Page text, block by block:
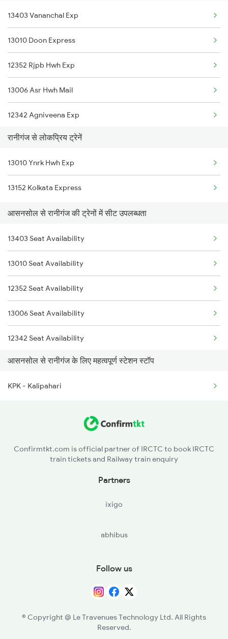
Raniganj to Bakhtiyarpur Trains
Raniganj to Burdwan Trains
Raniganj to Buxar Trains
Raniganj to Obra Trains
Raniganj to Ludhiana Trains
Raniganj to Mughal Sarai Trains
Raniganj to Durgapur Trains
13403 Vananchal Exp
13010 Doon Express
12352 Rjpb Hwh Exp
13006 Asr Hwh Mail
12342 Agniveena Exp
13020 Bagh Express
12384 Sdah Intercity
12340 Coalfield Exp
12322 Kolkata Mail
13152 Kolkata Express
12988 Aii Sdah Sf Exp
22388 Blackdiamond Ex
12020 Shatabdi Exp
11447 Shaktipunj Exp
13030 Mka Hwh Exp
13022 Mithila Express
रानीगंज से लोकप्रिय ट्रेनें
13010 Ynrk Hwh Exp
13152 Kolkata Express
आसनसोल से रानीगंज की ट्रेनों में सीट उपलब्धता
13403 Seat Availability
13010 Seat Availability
12352 Seat Availability
13006 Seat Availability
12342 Seat Availability
13020 Seat Availability
12384 Seat Availability
13152 Seat Availability
आसनसोल से रानीगंज के लिए महत्वपूर्ण स्टेशन स्टॉप
KPK - Kalipahari
Confirmtkt.com is official partner of IRCTC to book IRCTC
train tickets and Railway train enquiry
Partners
ixigo
abhibus
Follow us
© Copyright @ Le Travenues Technology Ltd. All Rights
Reserved.